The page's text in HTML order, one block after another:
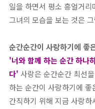
일을 하면서 평소 흥얼거
그녀의 모습을 보는 것은
순간순간이 사랑하기에 좋
'너와 함께 하는 순간 하나
다' 사랑은 순간순간 최선
하는 순간이 사랑하기에
간직하기 위해 지금 사랑하